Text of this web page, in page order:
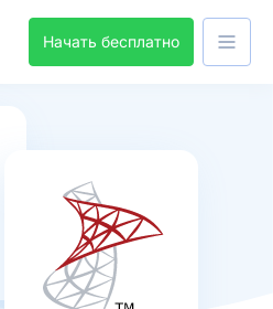
Начать бесплатно